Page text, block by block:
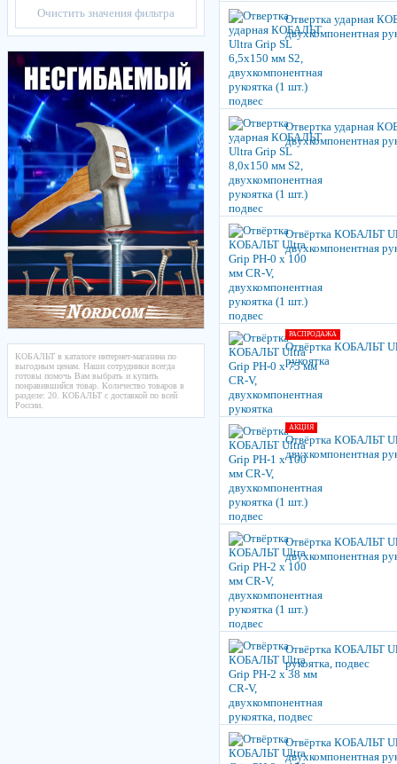
Очистить значения фильтра
КОБАЛЬТ в каталоге интернет-магазина по
выгодным ценам. Наши сотрудники всегда
готовы помочь Вам выбрать и купить
понравившийся товар. Количество товаров в
разделе: 20. КОБАЛЬТ с доставкой по всей
России.
Отвертка ударная
двухкомпонентная
Отвертка ударная
двухкомпонентная
Отвёртка КОБАЛЬТ
двухкомпонентная
РАСПРОДАЖА
Отвёртка КОБАЛЬТ
рукоятка
АКЦИЯ
Отвёртка КОБАЛЬТ
двухкомпонентная
Отвёртка КОБАЛЬТ
двухкомпонентная
Отвёртка КОБАЛЬТ
рукоятка, подвес
Отвёртка КОБАЛЬТ
двухкомпонентная